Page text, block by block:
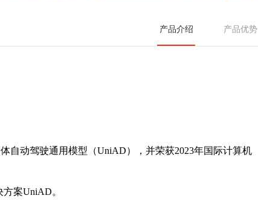
产品介绍 产品优势
自动驾驶通用模型（UniAD），并荣获2023年国际计算机
案UniAD。